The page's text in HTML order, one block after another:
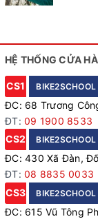
HỆ THỐNG CỬA
CS1
ĐC: 68 Trương
ĐT: 09 1900 8533
CS2
ĐC: 430 Xã Đàn,
ĐT: 08 8835 0033
CS3
ĐC: 615 Vũ Tông